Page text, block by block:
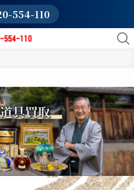
554-110